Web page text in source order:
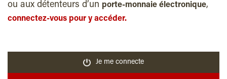
ou aux détenteurs d’un porte-monnaie électronique,
connectez-vous pour y accéder.
Je me connecte